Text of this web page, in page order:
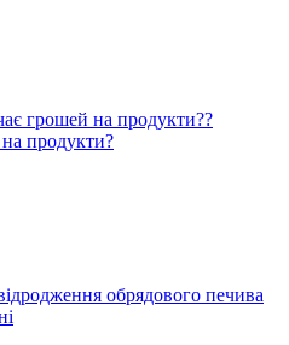
грошей на продукти??
на продукти?
обрядового печива